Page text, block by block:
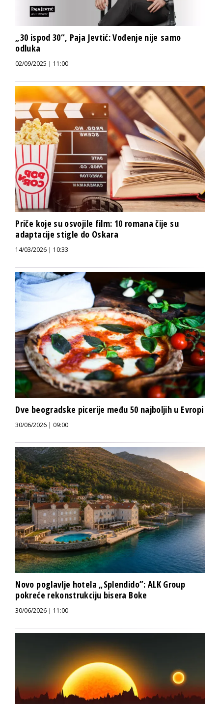
„30 ispod 30“, Paja Jevtić: Vođenje nije samo
odluka
02/09/2025 | 11:00
Priče koje su osvojile film: 10 romana čije su
adaptacije stigle do Oskara
14/03/2026 | 10:33
Dve beogradske picerije među 50 najboljih u Evropi
30/06/2026 | 09:00
Novo poglavlje hotela „Splendido”: ALK Group
pokreće rekonstrukciju bisera Boke
30/06/2026 | 11:00